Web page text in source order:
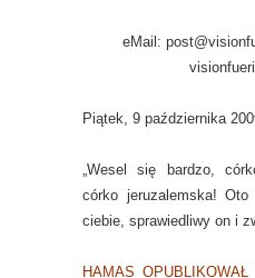
eMail:
Piątek, 9 października
„Wesel się bardzo,
córko jeruzalemska!
ciebie, sprawiedliwy on i
HAMAS